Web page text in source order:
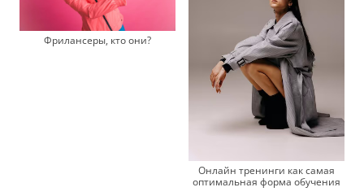
Фрилансеры, кто они?
Онлайн тренинги как самая
оптимальная форма обучения